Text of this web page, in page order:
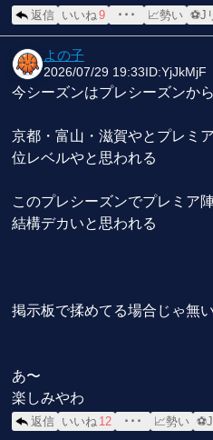
返信 いいね9 ･･･ 📈勢い ⚽J
よの子
2026/07/29 19:33 ID:YjJkMjF
今シーズンはプレシーズンか
京都・富山・滋賀やとプレミ
位レベルやと思われる
このプレシーズンでプレミア
結構デカいと思われる
掲示板で揉めてる場合じゃ無
あ〜
楽しみやわ
返信 いいね 12 ･･･ 📈勢い